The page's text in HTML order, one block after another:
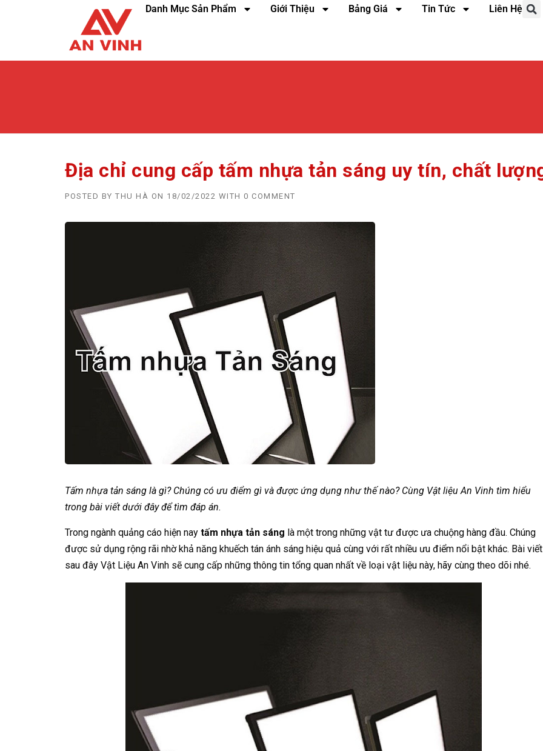
Danh Mục Sản Phẩm Giới Thiệu Bảng Giá Tin Tức Liên Hệ
Địa chỉ cung cấp tấm nhựa tản sáng uy tín, chất
POSTED BY THU HÀ ON 18/02/2022 WITH 0 COMMENT
Tấm nhựa tản sáng là gì? Chúng có ưu điểm gì và được ứng dụng như thế nào? Cùng Vật liệu An Vinh tìm hiểu
trong bài viết dưới đây để tìm đáp án.
Trong ngành quảng cáo hiện nay tấm nhựa tản sáng là một trong những vật tư được ưa chuộng hàng đầu. Chúng
được sử dụng rộng rãi nhờ khả năng khuếch tán ánh sáng hiệu quả cùng với rất nhiều ưu điểm nổi bật khác. Bài viết
sau đây Vật Liệu An Vinh sẽ cung cấp những thông tin tổng quan nhất về loại vật liệu này, hãy cùng theo dõi nhé.